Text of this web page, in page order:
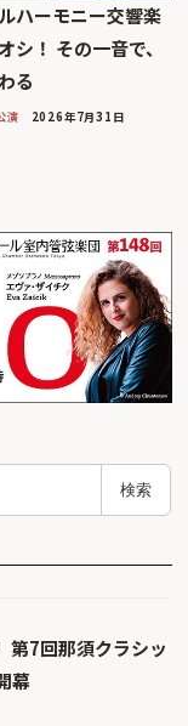
ハーモニー交響楽
シ！ その一音で、
る
演 2026年7月31日
検索
第7回那須クラシッ
幕